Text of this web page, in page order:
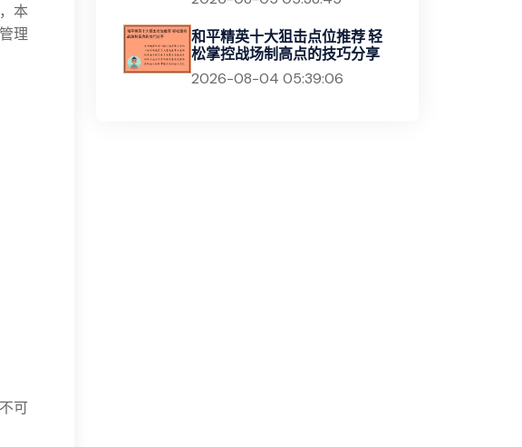
本
理
可
和平精英十大狙击点位推荐 轻
松掌控战场制高点的技巧分享
2026-08-04 05:39:06